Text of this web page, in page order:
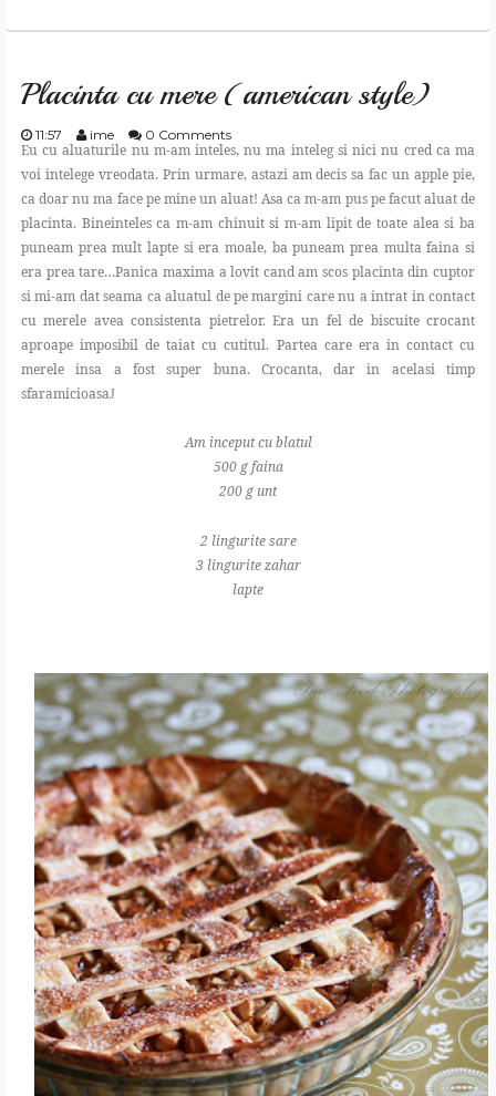
Placinta cu mere (american style)
11:57 ime 0 Comments
Eu cu aluaturile nu m-am inteles, nu ma inteleg si nici nu cred ca ma
voi intelege vreodata. Prin urmare, astazi am decis sa fac un apple pie,
ca doar nu ma face pe mine un aluat! Asa ca m-am pus pe facut aluat de
placinta. Bineinteles ca m-am chinuit si m-am lipit de toate alea si ba
puneam prea mult lapte si era moale, ba puneam prea multa faina si
era prea tare…Panica maxima a lovit cand am scos placinta din cuptor
si mi-am dat seama ca aluatul de pe margini care nu a intrat in contact
cu merele avea consistenta pietrelor. Era un fel de biscuite crocant
aproape imposibil de taiat cu cutitul. Partea care era in contact cu
merele insa a fost super buna. Crocanta, dar in acelasi timp
sfaramicioasaJ
Am inceput cu blatul
500 g faina
200 g unt
2 lingurite sare
3 lingurite zahar
lapte